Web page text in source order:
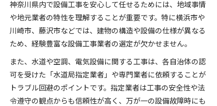
神奈川県で選ばれる設備工事の決め手は何か
設備工事選びで重視すべき信頼性の基準
水道局指定業者一覧から選ぶ安心ポイント
神奈川県の設備工事で評価される対応力
口コミで選ばれる設備工事業者の特徴とは
信頼できる設備工事業者を見分けるコツ
神奈川県内で設備工事を安心して任せるためには、地域事情
や地元業者の特性を理解することが重要です。特に横浜市や
川崎市、藤沢市などでは、建物の構造や設備の仕様が異なる
ため、経験豊富な設備工事業者の選定が欠かせません。
また、水道や空調、電気設備に関する工事は、各自治体の認
可を受けた「水道局指定業者」や専門業者に依頼することが
トラブル回避のポイントです。指定業者は工事の安全性や法
令遵守の観点からも信頼性が高く、万が一の設備故障時にも